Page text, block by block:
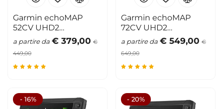
Garmin echoMAP
52CV UHD2
eco/plotter 5"
a partire da € 379,00 €
449,00
Garmin echoMAP
72CV UHD2
eco/plotter 7"
a partire da € 549,00 €
649,00
- 16% - 20%